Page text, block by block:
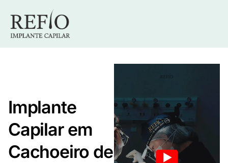
Implante
Capilar em
Cachoeiro de